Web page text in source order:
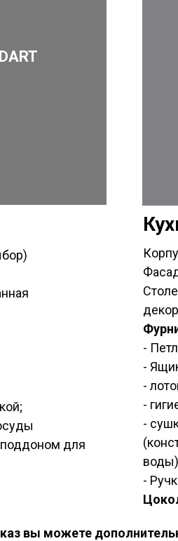
вы можете
-
-
-
-
-
-
поддоном для